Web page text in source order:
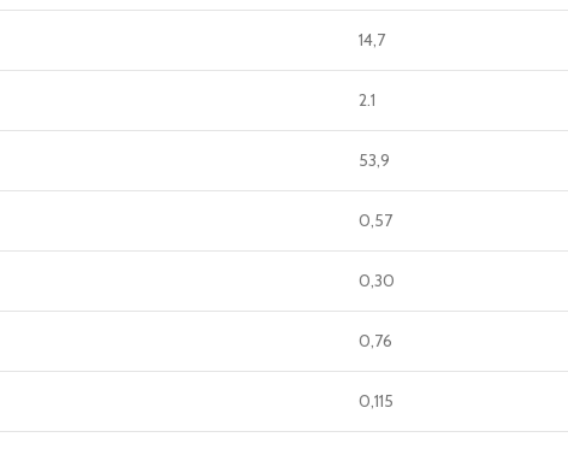
14,7
2.1
53,9
0,57
0,30
0,76
0,115